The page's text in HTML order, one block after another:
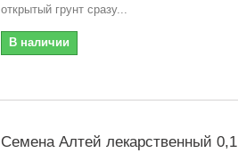
открытый грунт сразу...
В наличии
Семена Алтей лекарственный 0,1